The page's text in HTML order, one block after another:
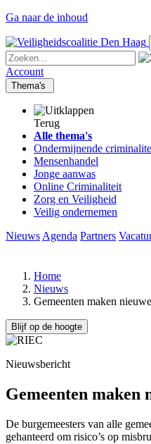
Ga naar de inhoud
Account
Thema's
Terug
Alle thema's
Ondermijnende
Mensenhandel
Jonge aanwas
Online Criminaliteit
Zorg en Veiligheid
Veilig ondernemen
Nieuws Agenda Partners
Home
Nieuws
Gemeenten maken
Blijf op de hoogte
Nieuwsbericht
Gemeenten
De burgemeesters van alle
gehanteerd om risico’s op